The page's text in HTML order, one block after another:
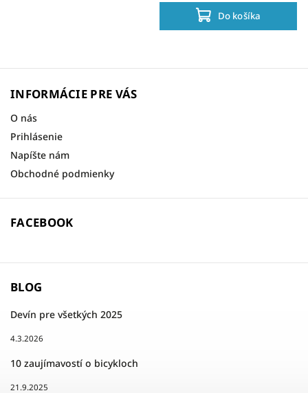
Do košíka
INFORMÁCIE PRE VÁS
O nás
Prihlásenie
Napíšte nám
Obchodné podmienky
FACEBOOK
BLOG
Devín pre všetkých 2025
4.3.2026
10 zaujímavostí o bicykloch
21.9.2025